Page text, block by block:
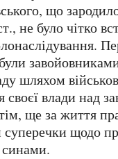
що
не було чітко
шляхом
своєї влади над
ще за життя
суперечки щодо